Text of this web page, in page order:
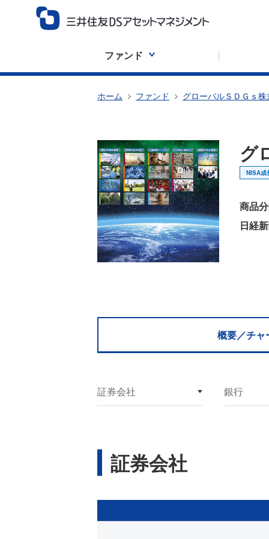
ファンド
ホーム ファンド グローバルＳＤＧｓ
グ
NISA成
商品
日経
概要／チャ
証券会社 銀行
証券会社